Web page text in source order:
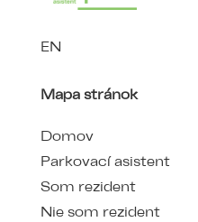
EN
Mapa stránok
Domov
Parkovací asistent
Som rezident
Nie som rezident